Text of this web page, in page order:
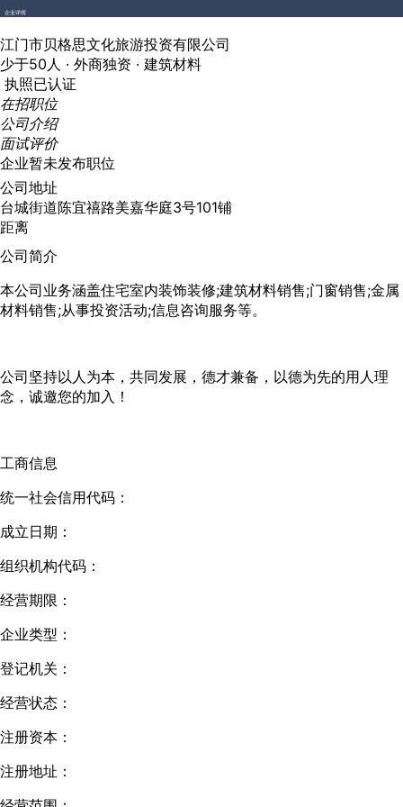
企业详情
江门市贝格思文化旅游投资有限公司
少于50人 · 外商独资 · 建筑材料
执照已认证
在招职位
公司介绍
面试评价
企业暂未发布职位
公司地址
台城街道陈宜禧路美嘉华庭3号101铺
距离
公司简介
本公司业务涵盖住宅室内装饰装修;建筑材料销售;门窗销售;金属
材料销售;从事投资活动;信息咨询服务等。
公司坚持以人为本，共同发展，德才兼备，以德为先的用人理
念，诚邀您的加入！
工商信息
统一社会信用代码：
成立日期：
组织机构代码：
经营期限：
企业类型：
登记机关：
经营状态：
注册资本：
注册地址：